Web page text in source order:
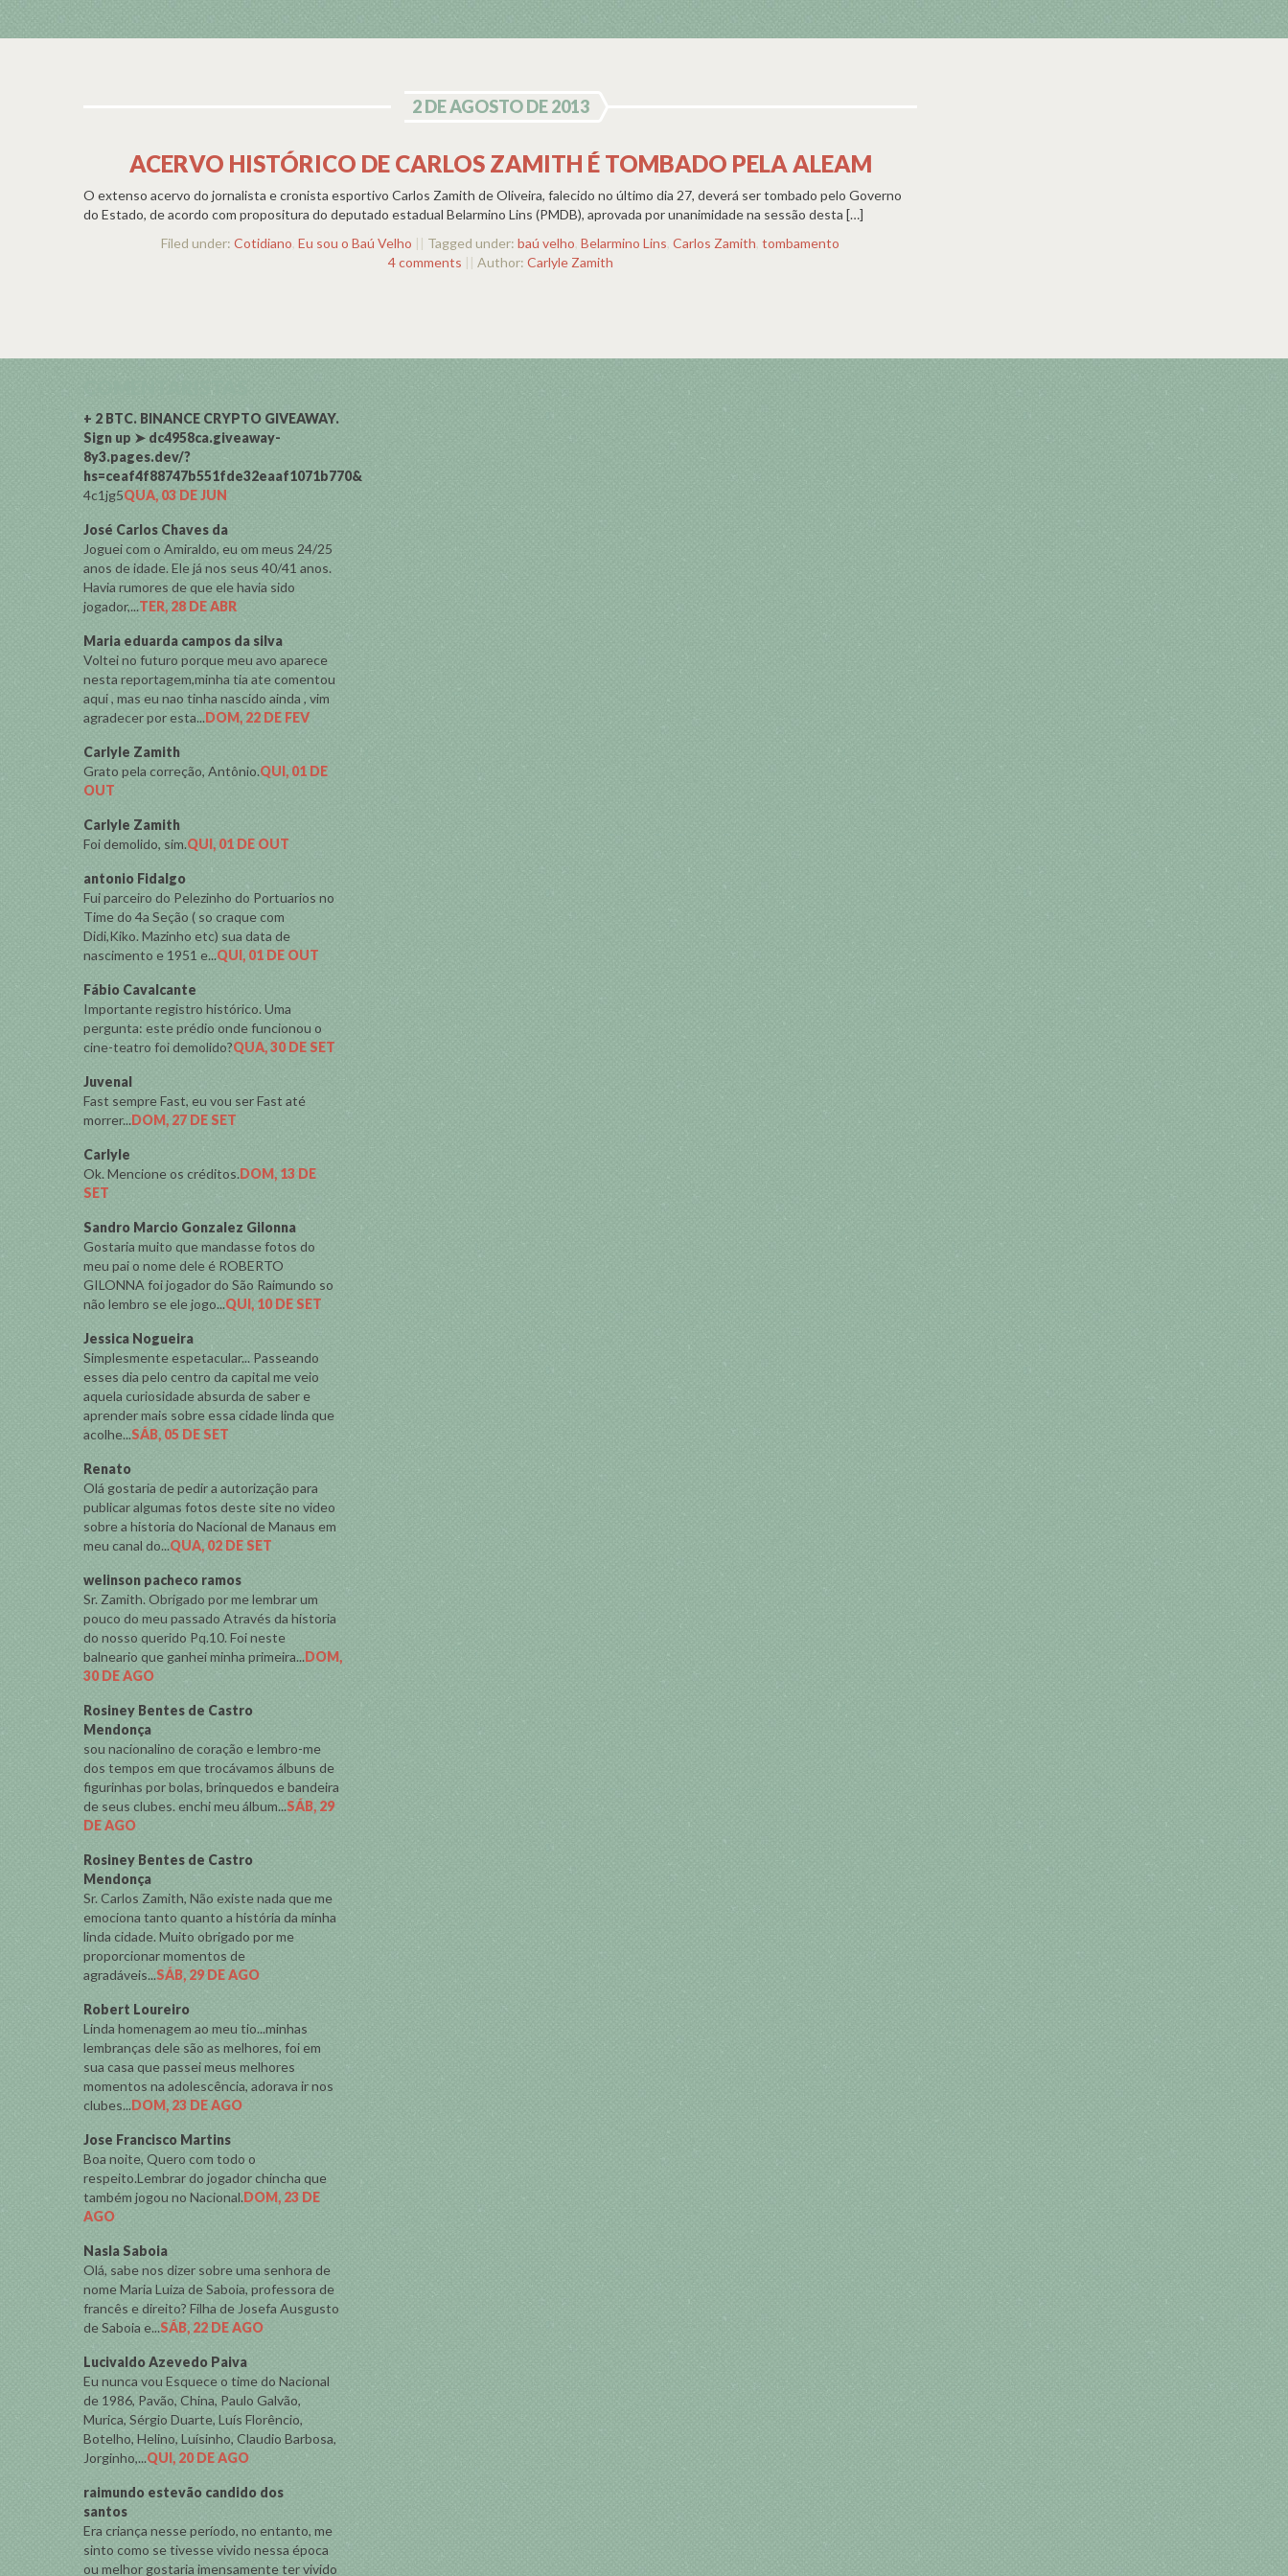
2 DE AGOSTO DE 2013
ACERVO HISTÓRICO DE CARLOS ZAMITH É TOMBADO PELA ALEAM
O extenso acervo do jornalista e cronista esportivo Carlos Zamith de Oliveira, falecido no último dia 27, deverá ser tombado pelo Governo
do Estado, de acordo com propositura do deputado estadual Belarmino Lins (PMDB), aprovada por unanimidade na sessão desta […]
Filed under: Cotidiano Eu sou o Baú Velho || Tagged under: baú velho Belarmino Lins Carlos Zamith tombamento
4 comments || Author: Carlyle Zamith
+ 2 BTC. BINANCE CRYPTO GIVEAWAY.
Sign up ➤ dc4958ca.giveaway-
8y3.pages.dev/?
hs=ceaf4f88747b551fde32eaaf1071b770&
4c1jg5QUA, 03 DE JUN
José Carlos Chaves da
Joguei com o Amiraldo, eu om meus 24/25
anos de idade. Ele já nos seus 40/41 anos.
Havia rumores de que ele havia sido
jogador,...TER, 28 DE ABR
Maria eduarda campos da silva
Voltei no futuro porque meu avo aparece
nesta reportagem,minha tia ate comentou
aqui , mas eu nao tinha nascido ainda , vim
agradecer por esta...DOM, 22 DE FEV
Carlyle Zamith
Grato pela correção, Antônio.QUI, 01 DE
OUT
Carlyle Zamith
Foi demolido, sim.QUI, 01 DE OUT
antonio Fidalgo
Fui parceiro do Pelezinho do Portuarios no
Time do 4a Seção ( so craque com
Didi,Kiko. Mazinho etc) sua data de
nascimento e 1951 e...QUI, 01 DE OUT
Fábio Cavalcante
Importante registro histórico. Uma
pergunta: este prédio onde funcionou o
cine-teatro foi demolido?QUA, 30 DE SET
Juvenal
Fast sempre Fast, eu vou ser Fast até
morrer...DOM, 27 DE SET
Carlyle
Ok. Mencione os créditos.DOM, 13 DE
SET
Sandro Marcio Gonzalez Gilonna
Gostaria muito que mandasse fotos do
meu pai o nome dele é ROBERTO
GILONNA foi jogador do São Raimundo so
não lembro se ele jogo...QUI, 10 DE SET
Jessica Nogueira
Simplesmente espetacular... Passeando
esses dia pelo centro da capital me veio
aquela curiosidade absurda de saber e
aprender mais sobre essa cidade linda que
acolhe...SÁB, 05 DE SET
Renato
Olá gostaria de pedir a autorização para
publicar algumas fotos deste site no video
sobre a historia do Nacional de Manaus em
meu canal do...QUA, 02 DE SET
welinson pacheco ramos
Sr. Zamith. Obrigado por me lembrar um
pouco do meu passado Através da historia
do nosso querido Pq.10. Foi neste
balneario que ganhei minha primeira...DOM,
30 DE AGO
Rosiney Bentes de Castro
Mendonça
sou nacionalino de coração e lembro-me
dos tempos em que trocávamos álbuns de
figurinhas por bolas, brinquedos e bandeira
de seus clubes. enchi meu álbum...SÁB, 29
DE AGO
Rosiney Bentes de Castro
Mendonça
Sr. Carlos Zamith, Não existe nada que me
emociona tanto quanto a história da minha
linda cidade. Muito obrigado por me
proporcionar momentos de
agradáveis...SÁB, 29 DE AGO
Robert Loureiro
Linda homenagem ao meu tio...minhas
lembranças dele são as melhores, foi em
sua casa que passei meus melhores
momentos na adolescência, adorava ir nos
clubes...DOM, 23 DE AGO
Jose Francisco Martins
Boa noite, Quero com todo o
respeito.Lembrar do jogador chincha que
também jogou no Nacional.DOM, 23 DE
AGO
Nasla Saboia
Olá, sabe nos dizer sobre uma senhora de
nome Maria Luiza de Saboia, professora de
francês e direito? Filha de Josefa Ausgusto
de Saboia e...SÁB, 22 DE AGO
Lucivaldo Azevedo Paiva
Eu nunca vou Esquece o time do Nacional
de 1986, Pavão, China, Paulo Galvão,
Murica, Sérgio Duarte, Luís Florêncio,
Botelho, Helino, Luísinho, Claudio Barbosa,
Jorginho,...QUI, 20 DE AGO
raimundo estevão candido dos
santos
Era criança nesse período, no entanto, me
sinto como se tivesse vivido nessa época
ou melhor gostaria imensamente ter vivido